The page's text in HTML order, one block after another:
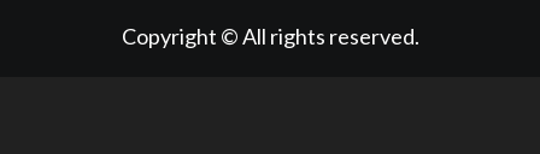
Copyright © All rights reserved.